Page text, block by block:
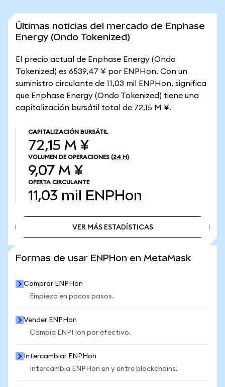
Últimas noticias del mercado de Enphase
Energy (Ondo Tokenized)
El precio actual de Enphase Energy (Ondo
Tokenized) es 6539,47 ¥ por ENPHon. Con un
suministro circulante de 11,03 mil ENPHon, significa
que Enphase Energy (Ondo Tokenized) tiene una
capitalización bursátil total de 72,15 M ¥.
CAPITALIZACIÓN BURSÁTIL
72,15 M ¥
VOLUMEN DE OPERACIONES (24 H)
9,07 M ¥
OFERTA CIRCULANTE
11,03 mil ENPHon
VER MÁS ESTADÍSTICAS
Formas de usar ENPHon en MetaMask
Comprar ENPHon
Empieza en pocos pasos.
Vender ENPHon
Cambia ENPHon por efectivo.
Intercambiar ENPHon
Intercambia ENPHon en y entre blockchains.